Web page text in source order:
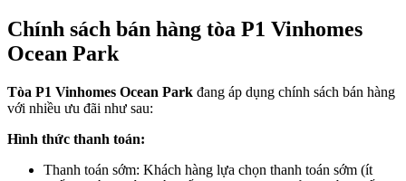
Chính sách bán hàng tòa P1 Vinhomes
Ocean Park
Tòa P1 Vinhomes Ocean Park đang áp dụng chính sách bán hàng
với nhiều ưu đãi như sau:
Hình thức thanh toán:
Thanh toán sớm: Khách hàng lựa chọn thanh toán sớm (ít